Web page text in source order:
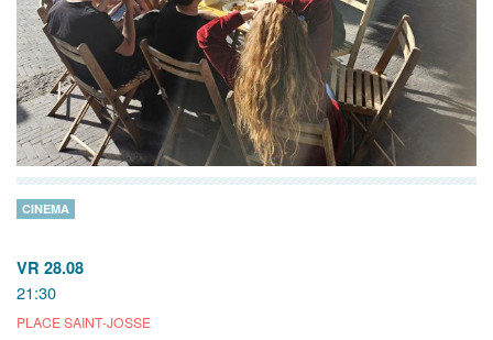
VR 28.08
21:30
PLACE SAINT-JOSSE
CINEMA